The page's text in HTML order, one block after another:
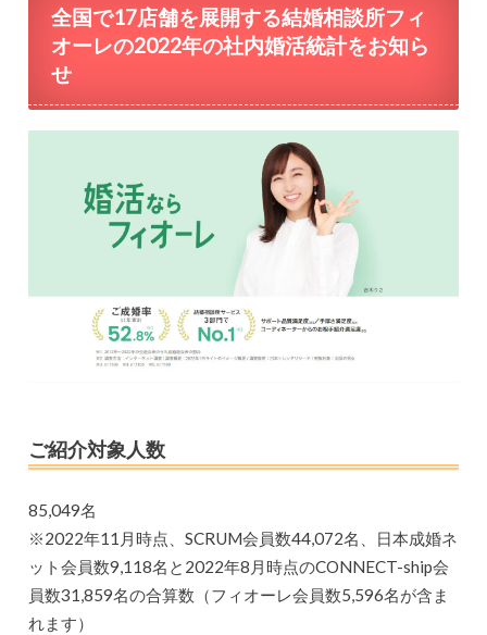
全国で17店舗を展開する結婚相談所フィ
オーレの2022年の社内婚活統計をお知ら
せ
ご紹介対象人数
85,049名
※2022年11月時点、SCRUM会員数44,072名、日本成婚ネ
ット会員数9,118名と2022年8月時点のCONNECT-ship会
員数31,859名の合算数（フィオーレ会員数5,596名が含ま
れます）